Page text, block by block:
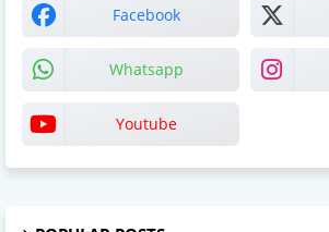
Facebook
Whatsapp
Youtube